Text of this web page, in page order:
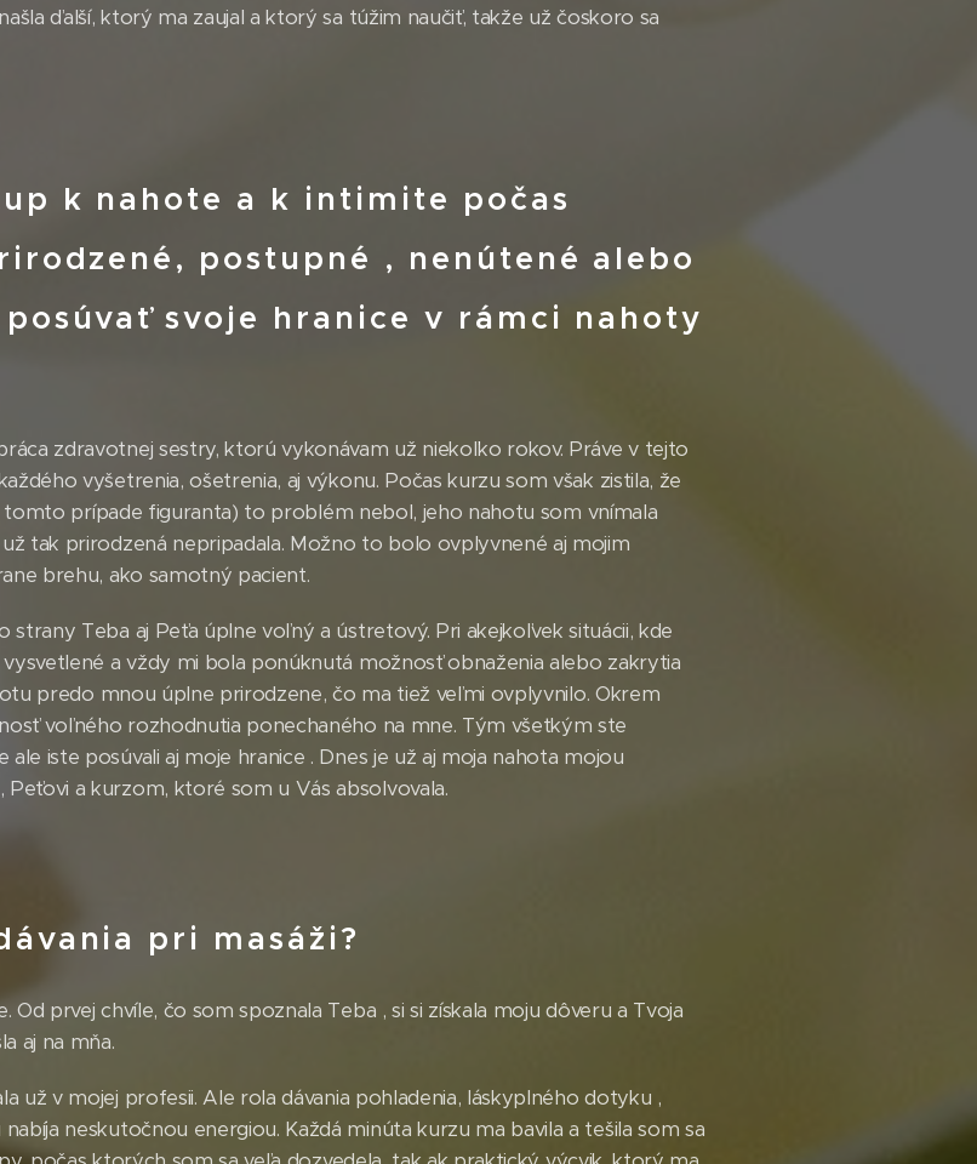
ďalší, ktorý ma zaujal a ktorý sa túžim naučiť, takže už čoskoro sa
k nahote a k intimite počas
postupné , nenútené alebo
svoje hranice v rámci nahoty
zdravotnej sestry, ktorú vykonávam už niekoľko rokov. Práve v tejto
vyšetrenia, ošetrenia, aj výkonu. Počas kurzu som však zistila, že
tomto prípade figuranta) to problém nebol, jeho nahotu som vnímala
tak prirodzená nepripadala. Možno to bolo ovplyvnené aj mojim
brehu, ako samotný pacient.
Teba aj Peťa úplne voľný a ústretový. Pri akejkoľvek situácii, kde
a vždy mi bola ponúknutá možnosť obnaženia alebo zakrytia
predo mnou úplne prirodzene, čo ma tiež veľmi ovplyvnilo. Okrem
voľného rozhodnutia ponechaného na mne. Tým všetkým ste
iste posúvali aj moje hranice . Dnes je už aj moja nahota mojou
a kurzom, ktoré som u Vás absolvovala.
pri masáži?
prvej chvíle, čo som spoznala Teba , si si získala moju dôveru a Tvoja
aj na mňa.
už v mojej profesii. Ale rola dávania pohladenia, láskyplného dotyku ,
neskutočnou energiou. Každá minúta kurzu ma bavila a tešila som sa